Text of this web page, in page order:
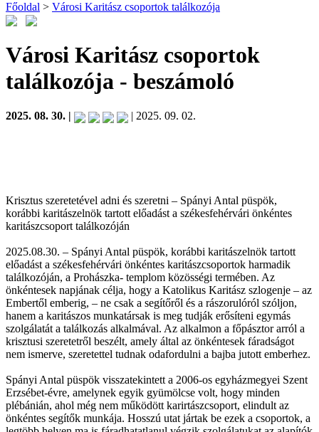
Főoldal > Városi Karitász csoportok találkozója
Városi Karitász csoportok
találkozója - beszámoló
2025. 08. 30. | | 2025. 09. 02.
Krisztus szeretetével adni és szeretni – Spányi Antal püspök,
korábbi karitászelnök tartott előadást a székesfehérvári önkéntes
karitászcsoport találkozóján
2025.08.30. – Spányi Antal püspök, korábbi karitászelnök tartott
előadást a székesfehérvári önkéntes karitászcsoportok harmadik
találkozóján, a Prohászka- templom közösségi termében. Az
önkéntesek napjának célja, hogy a Katolikus Karitász szlogenje – az
Embertől emberig, – ne csak a segítőről és a rászorulóról szóljon,
hanem a karitászos munkatársak is meg tudják erősíteni egymás
szolgálatát a találkozás alkalmával. Az alkalmon a főpásztor arról a
krisztusi szeretetről beszélt, amely által az önkéntesek fáradságot
nem ismerve, szeretettel tudnak odafordulni a bajba jutott emberhez.
Spányi Antal püspök visszatekintett a 2006-os egyházmegyei Szent
Erzsébet-évre, amelynek egyik gyümölcse volt, hogy minden
plébánián, ahol még nem működött karirtászcsoport, elindult az
önkéntes segítők munkája. Hosszú utat jártak be ezek a csoportok, a